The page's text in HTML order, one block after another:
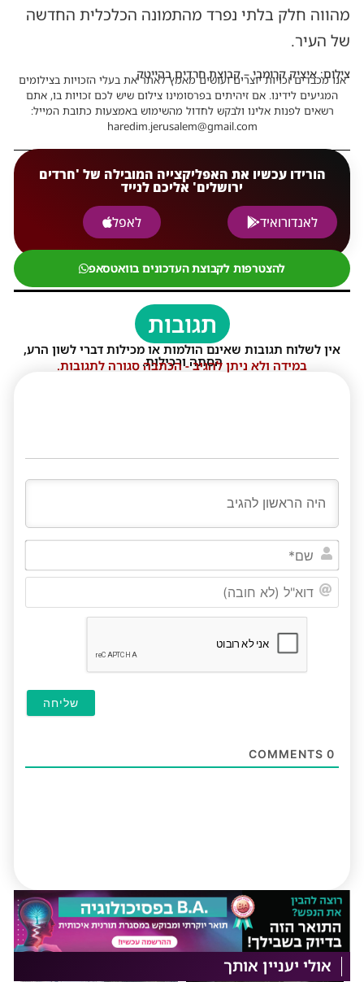
מהווה חלק בלתי נפרד מהתמונה הכלכלית החדשה
של העיר.
צילום: איציק קרומבי – קבוצת חרדים בהייטק
אנו מכבדים זכויות יוצרים ועושים מאמץ לאתר את בעלי הזכויות בצילומים
המגיעים לידינו. אם זיהיתים בפרסומינו צילום שיש לכם זכויות בו, אתם
רשאים לפנות אלינו ולבקש לחדול מהשימוש באמצעות כתובת המייל:
haredim.jerusalem@gmail.com
הורידו עכשיו את האפליקצייה המובילה של 'חרדים
ירושלים' אליכם לנייד
לאנדורואיד
לאפל
להצטרפות לקבוצת העדכונים בוואטסאפ
תגובות
אין לשלוח תגובות שאינם הולמות או מכילות דברי לשון הרע,
הסתה ורכילות.
במידה ולא ניתן להגיב - הכתבה סגורה לתגובות.
שם*
0
אולי יעניין אותך